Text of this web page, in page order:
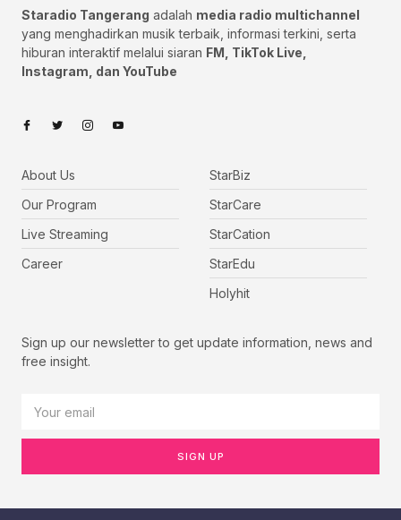
Staradio Tangerang adalah media radio multichannel
yang menghadirkan musik terbaik, informasi terkini, serta
hiburan interaktif melalui siaran FM, TikTok Live,
Instagram, dan YouTube
About Us
Our Program
Live Streaming
Career
StarBiz
StarCare
StarCation
StarEdu
Holyhit
Sign up our newsletter to get update information, news and
free insight.
SIGN UP